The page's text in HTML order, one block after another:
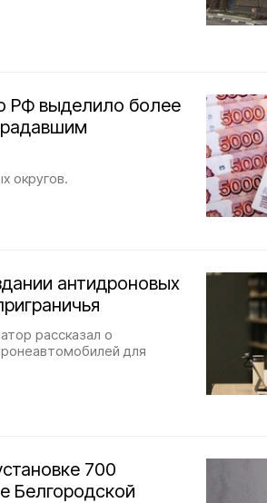
РФ выделило более
округов.
антидроновых
рассказал о
для
700
Белгородской